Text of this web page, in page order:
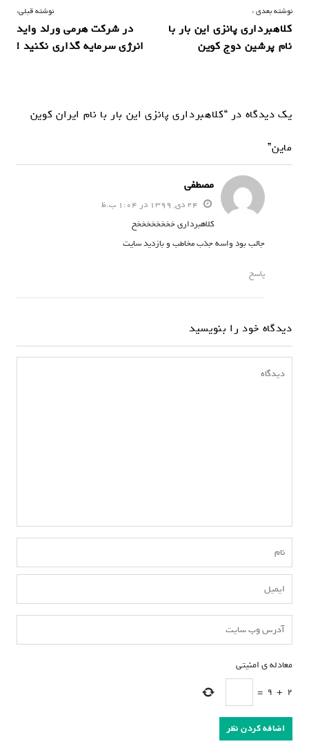
ر
ا
ی
ن
و
نوشته قبلی:
در شرکت هرمی ورلد واید
انرژی سرمایه گذاری نکنید !
نوشته بعدی :
کلاهبرداری پانزی این بار با
نام پرشین دوج کوین
یک دیدگاه در “کلاهبرداری پانزی این بار با نام ایران کوین
ماین”
مصطفی
کلاهبرداری خخخخخخخخخ
جالب بود واسه جذب مخاطب و بازدید سایت
پاسخ
دیدگاه خود را بنویسید
معادله ی امنیتی
2
+
9
=